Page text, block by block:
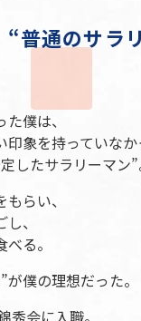
通のサラ
僕は、
象を持っていなか
したサラリーマン”
らい、
、
る。
僕の理想だった。